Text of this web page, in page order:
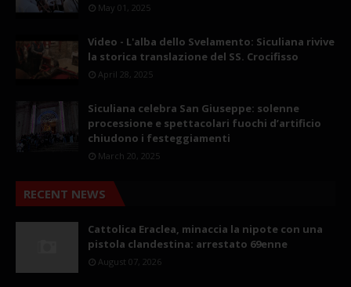
May 01, 2025
Video - L'alba dello Svelamento: Siculiana rivive
la storica translazione del SS. Crocifisso
April 28, 2025
Siculiana celebra San Giuseppe: solenne
processione e spettacolari fuochi d’artificio
chiudono i festeggiamenti
March 20, 2025
RECENT NEWS
Cattolica Eraclea, minaccia la nipote con una
pistola clandestina: arrestato 69enne
August 07, 2026